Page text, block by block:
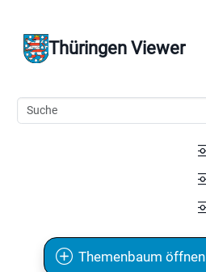
Thüringen Viewer
Themenbaum öffnen